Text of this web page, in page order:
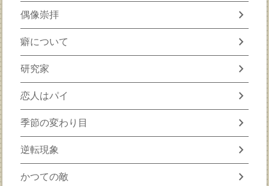
偶像崇拝 chevron_right
癖について chevron_right
研究家 chevron_right
恋人はパイ chevron_right
季節の変わり目 chevron_right
逆転現象 chevron_right
かつての敵 chevron_right